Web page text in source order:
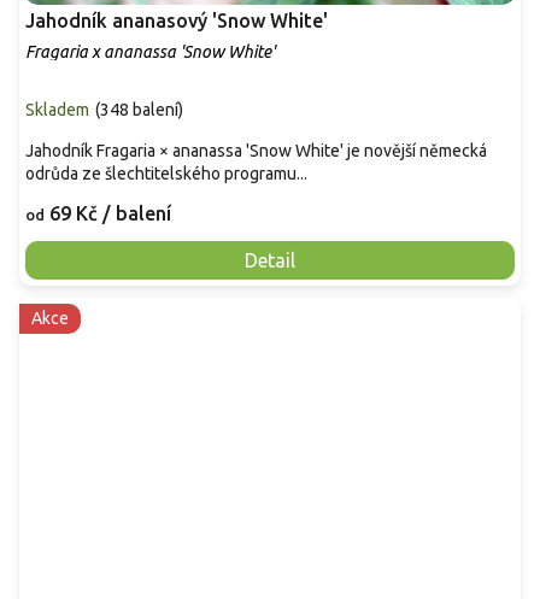
Jahodník ananasový 'Snow White'
Fragaria x ananassa 'Snow White'
Skladem (348 balení)
od 69 Kč / balení
Detail
Jahodník Fragaria × ananassa 'Snow White' je novější německá
odrůda ze šlechtitelského programu...
Akce